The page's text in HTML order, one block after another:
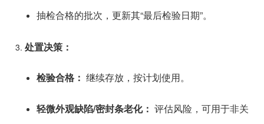
抽检合格的批次，更新其“最后检验日期”。
处置决策：
检验合格： 继续存放，按计划使用。
轻微外观缺陷/密封条老化： 评估风险，可用于非关